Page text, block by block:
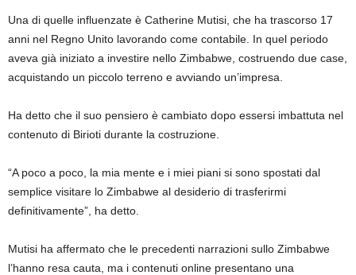
Una di quelle influenzate è Catherine Mutisi, che ha trascorso 17
anni nel Regno Unito lavorando come contabile. In quel periodo
aveva già iniziato a investire nello Zimbabwe, costruendo due case,
acquistando un piccolo terreno e avviando un’impresa.
Ha detto che il suo pensiero è cambiato dopo essersi imbattuta nel
contenuto di Birioti durante la costruzione.
“A poco a poco, la mia mente e i miei piani si sono spostati dal
semplice visitare lo Zimbabwe al desiderio di trasferirmi
definitivamente”, ha detto.
Mutisi ha affermato che le precedenti narrazioni sullo Zimbabwe
l’hanno resa cauta, ma i contenuti online presentano una